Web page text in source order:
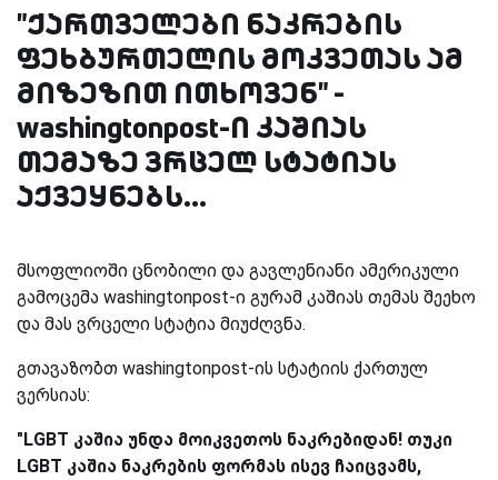
"ქართველები ნაკრების
ფეხბურთელის მოკვეთას ამ
მიზეზით ითხოვენ" -
washingtonpost-ი კაშიას
თემაზე ვრცელ სტატიას
აქვეყნებს...
მსოფლიოში ცნობილი და გავლენიანი ამერიკული
გამოცემა washingtonpost-ი გურამ კაშიას თემას შეეხო
და მას ვრცელი სტატია მიუძღვნა.
გთავაზობთ washingtonpost-ის სტატიის ქართულ
ვერსიას:
"LGBT კაშია უნდა მოიკვეთოს ნაკრებიდან! თუკი
LGBT კაშია ნაკრების ფორმას ისევ ჩაიცვამს,